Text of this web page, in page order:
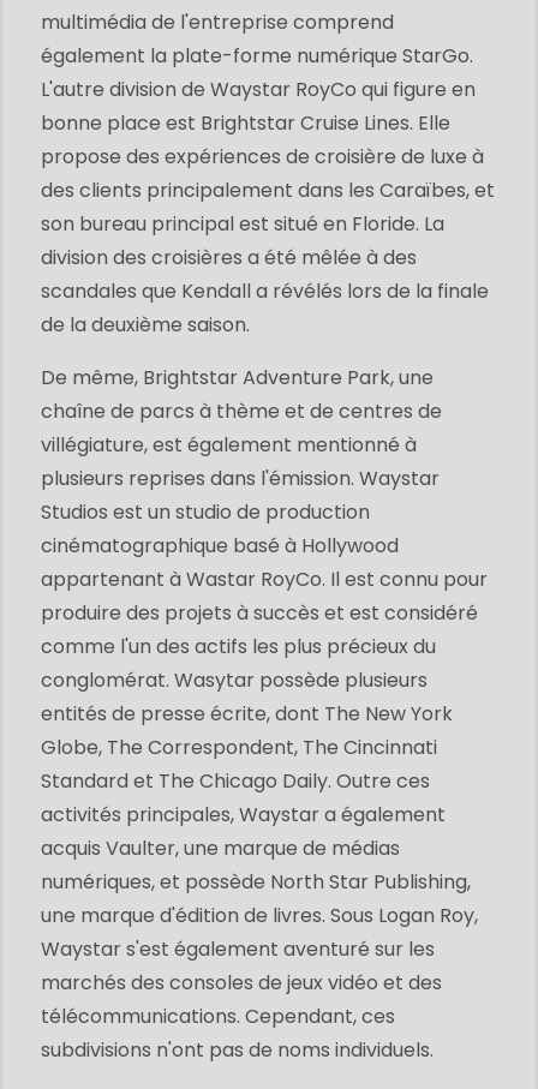
multimédia de l'entreprise comprend
également la plate-forme numérique StarGo.
L'autre division de Waystar RoyCo qui figure en
bonne place est Brightstar Cruise Lines. Elle
propose des expériences de croisière de luxe à
des clients principalement dans les Caraïbes, et
son bureau principal est situé en Floride. La
division des croisières a été mêlée à des
scandales que Kendall a révélés lors de la finale
de la deuxième saison.
De même, Brightstar Adventure Park, une
chaîne de parcs à thème et de centres de
villégiature, est également mentionné à
plusieurs reprises dans l'émission. Waystar
Studios est un studio de production
cinématographique basé à Hollywood
appartenant à Wastar RoyCo. Il est connu pour
produire des projets à succès et est considéré
comme l'un des actifs les plus précieux du
conglomérat. Wasytar possède plusieurs
entités de presse écrite, dont The New York
Globe, The Correspondent, The Cincinnati
Standard et The Chicago Daily. Outre ces
activités principales, Waystar a également
acquis Vaulter, une marque de médias
numériques, et possède North Star Publishing,
une marque d'édition de livres. Sous Logan Roy,
Waystar s'est également aventuré sur les
marchés des consoles de jeux vidéo et des
télécommunications. Cependant, ces
subdivisions n'ont pas de noms individuels.